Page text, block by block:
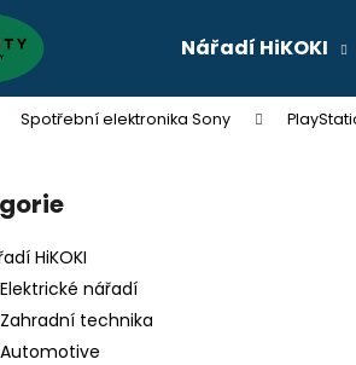
Nářadí HiKOKI
Spotřební elektronika Sony
HiKOKI
Elektrické nářadí
Zahradní technika
Automotive